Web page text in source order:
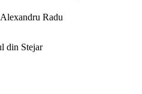
Alexandru Radu